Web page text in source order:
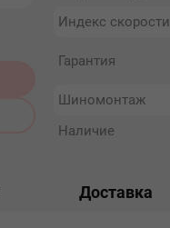
Индекс скорости
Гарантия
Шиномонтаж
Наличие
Доставка